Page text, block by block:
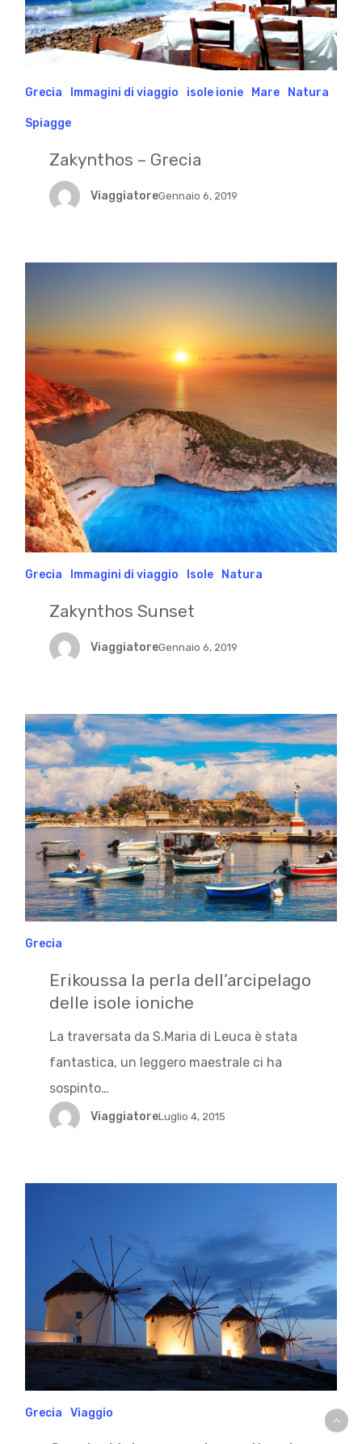
Grecia Immagini di viaggio isole ionie Mare Natura
Spiagge
Zakynthos – Grecia
ViaggiatoreGennaio 6, 2019
Grecia Immagini di viaggio Isole Natura
Zakynthos Sunset
ViaggiatoreGennaio 6, 2019
Grecia
Erikoussa la perla dell’arcipelago
delle isole ioniche
La traversata da S.Maria di Leuca è stata
fantastica, un leggero maestrale ci ha
sospinto…
ViaggiatoreLuglio 4, 2015
Grecia Viaggio